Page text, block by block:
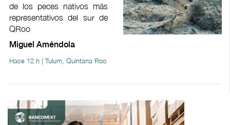
de los peces nativos más
representativos del sur de
QRoo
Miguel Améndola
Hace 12 h | Tulum, Quintana Roo